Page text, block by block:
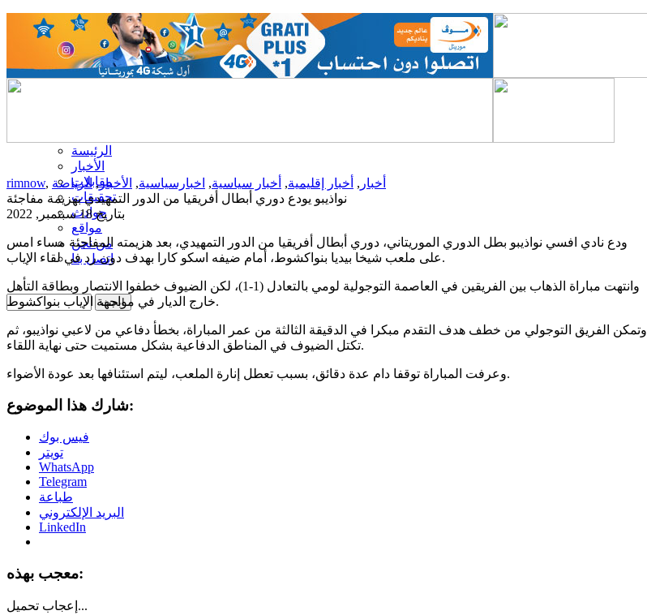
الرئيسة
الأخبار
مقابلات
تحقيقات
حوادث
مواقع
من نحن
اتصل بنا
rimnow, أخبار , أخبار إقليمية, أخبار سياسية, اخبارسياسية, الأخبار,الرياضة
نواذيبو يودع دوري أبطال أفريقيا من الدور التمهيدي بهزيمة مفاجئة
بتاريخ 18 سبتمبر, 2022
ودع نادي افسي نواذيبو بطل الدوري الموريتاني، دوري أبطال أفريقيا من الدور التمهيدي، بعد هزيمته المفاجئة مساء امس
على ملعب شيخا بيديا بنواكشوط، أمام ضيفه اسكو كارا بهدف دون رد في لقاء الإياب.
وانتهت مباراة الذهاب بين الفريقين في العاصمة التوجولية لومي بالتعادل (1-1)، لكن الضيوف خطفوا الانتصار وبطاقة التأهل
خارج الديار في مواجهة الإياب بنواكشوط.
وتمكن الفريق التوجولي من خطف هدف التقدم مبكرا في الدقيقة الثالثة من عمر المباراة، بخطأ دفاعي من لاعبي نواذيبو، ثم
تكتل الضيوف في المناطق الدفاعية بشكل مستميت حتى نهاية اللقاء.
وعرفت المباراة توقفا دام عدة دقائق، بسبب تعطل إنارة الملعب، ليتم استئنافها بعد عودة الأضواء.
شارك هذا الموضوع:
فيس بوك
تويتر
WhatsApp
Telegram
طباعة
البريد الإلكتروني
LinkedIn
معجب بهذه:
إعجاب تحميل...